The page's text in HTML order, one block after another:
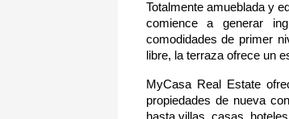
Totalmente amueblada y
comience a generar
comodidades de primer
libre, la terraza ofrece un
MyCasa Real Estate
propiedades de nueva